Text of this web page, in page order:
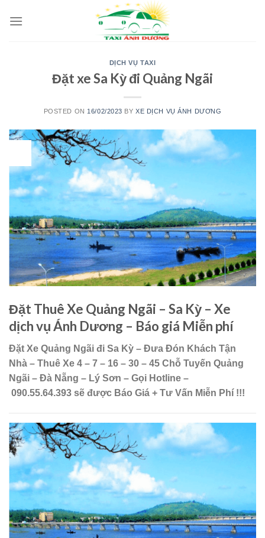
DỊCH VỤ TAXI
Đặt xe Sa Kỳ đi Quảng Ngãi
POSTED ON 16/02/2023 BYXE DỊCH VỤ ÁNH DƯƠNG
Đặt Thuê Xe Quảng Ngãi – Sa Kỳ – Xe
dịch vụ Ánh Dương – Báo giá Miễn phí
Đặt Xe Quảng Ngãi đi Sa Kỳ – Đưa Đón Khách Tận
Nhà – Thuê Xe 4 – 7 – 16 – 30 – 45 Chỗ Tuyến Quảng
Ngãi – Đà Nẵng – Lý Sơn – Gọi Hotline –
090.55.64.393 sẽ được Báo Giá + Tư Vấn Miễn Phí !!!